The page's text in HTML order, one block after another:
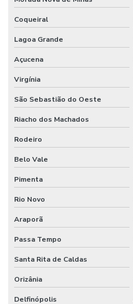
Coqueiral
Lagoa Grande
Açucena
Virgínia
São Sebastião do Oeste
Riacho dos Machados
Rodeiro
Belo Vale
Pimenta
Rio Novo
Araporã
Passa Tempo
Santa Rita de Caldas
Orizânia
Delfinópolis